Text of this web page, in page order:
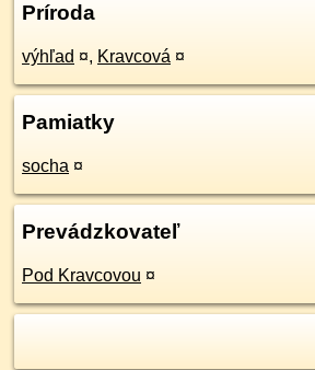
Príroda
výhľad ¤, Kravcová ¤
Pamiatky
socha ¤
Prevádzkovateľ
Pod Kravcovou ¤